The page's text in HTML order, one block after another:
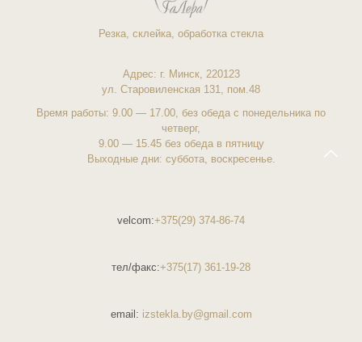
Резка, склейка, обработка стекла
Адрес: г. Минск, 220123
ул. Старовиленская 131, пом.48
Время работы: 9.00 — 17.00, без обеда с понедельника по
четверг,
9.00 — 15.45 без обеда в пятницу
Выходные дни: суббота, воскресенье.
velcom:+375(29) 374-86-74
тел/факс:+375(17) 361-19-28
email: izstekla.by@gmail.com